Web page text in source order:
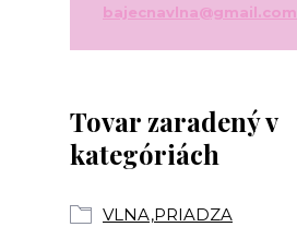
Tovar zaradený v
kategóriách
VLNA,PRIADZA
bajecnavlna@gmail.com